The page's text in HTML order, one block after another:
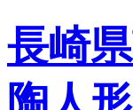
長崎